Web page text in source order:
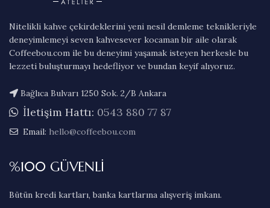
Nitelikli kahve çekirdeklerini yeni nesil demleme teknikleriyle
deneyimlemeyi seven kahvesever kocaman bir aile olarak
Coffeebou.com ile bu deneyimi yaşamak isteyen herkesle bu
lezzeti buluşturmayı hedefliyor ve bundan keyif alıyoruz.
Bağlıca Bulvarı 1250 Sok. 2/B Ankara
İletişim Hattı: 0543 880 77 87
Email: hello@coffeebou.com
%100 GÜVENLİ
Bütün kredi kartları, banka kartlarına alışveriş imkanı.